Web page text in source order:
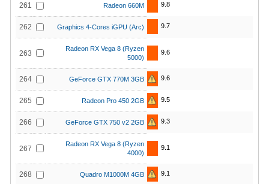
261 Radeon 660M 9.8
262 Graphics 4-Cores iGPU (Arc) 9.7
263
Radeon RX Vega 8 (Ryzen
5000)
9.6
264 GeForce GTX 770M 3GB 9.6
265 Radeon Pro 450 2GB 9.5
266 GeForce GTX 750 v2 2GB 9.3
267
Radeon RX Vega 8 (Ryzen
4000)
9.1
268 Quadro M1000M 4GB 9.1